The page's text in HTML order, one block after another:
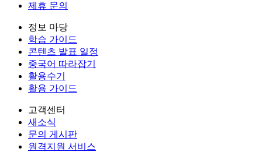
제휴 문의
정보 마당
학습 가이드
콘텐츠 발표 일정
중국어 따라잡기
활용수기
활용 가이드
고객센터
새소식
문의 게시판
원격지원 서비스